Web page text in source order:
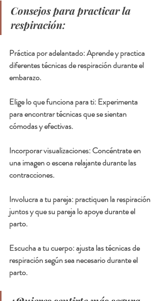
Consejos para practicar la
respiración:
Práctica por adelantado: Aprende y practica
diferentes técnicas de respiración durante el
embarazo.
Elige lo que funciona para ti: Experimenta
para encontrar técnicas que se sientan
cómodas y efectivas.
Incorporar visualizaciones: Concéntrate en
una imagen o escena relajante durante las
contracciones.
Involucra a tu pareja: practiquen la respiración
juntos y que su pareja lo apoye durante el
parto.
Escucha a tu cuerpo: ajusta las técnicas de
respiración según sea necesario durante el
parto.